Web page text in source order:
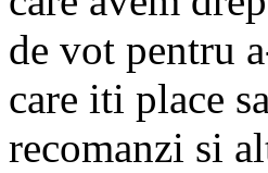
de vot pentru
care iti place
recomanzi si